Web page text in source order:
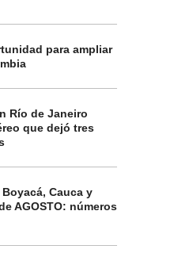
para ampliar
Río de Janeiro
que dejó tres
Cauca y
AGOSTO: números